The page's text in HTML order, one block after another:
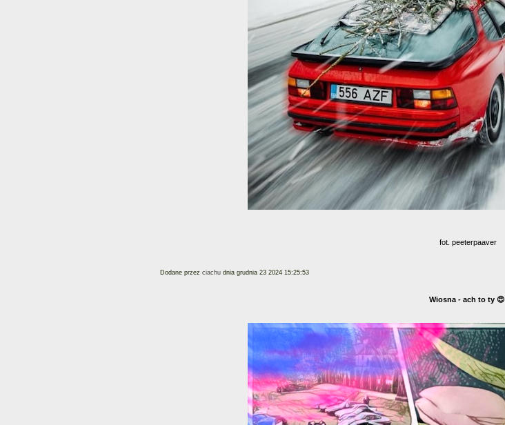
fot. peeterpaaver
Dodane przez ciachu dnia grudnia 23 2024 15:25:53
Wiosna - ach to ty 😍